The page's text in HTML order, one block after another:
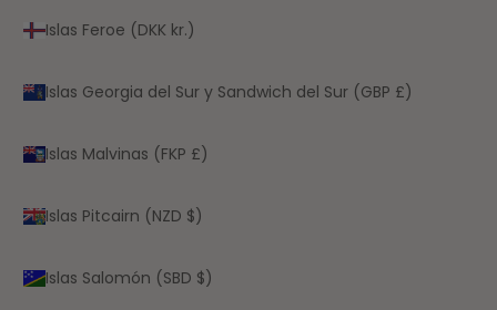
Islas Feroe (DKK kr.)
Islas Georgia del Sur y Sandwich del Sur (GBP £)
Islas Malvinas (FKP £)
Islas Pitcairn (NZD $)
Islas Salomón (SBD $)